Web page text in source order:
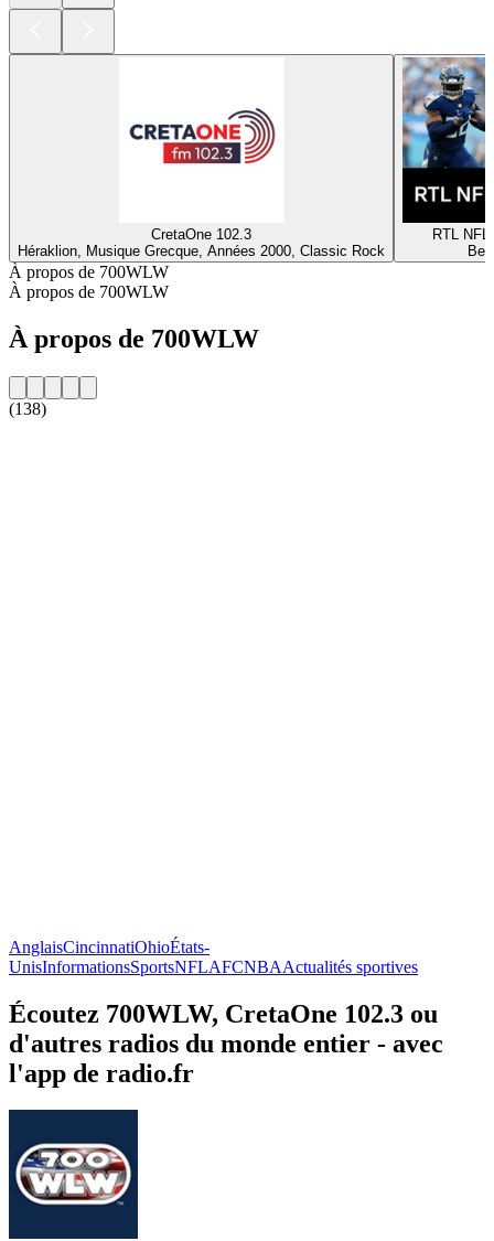
CretaOne 102.3
Héraklion, Musique Grecque, Années 2000, Classic Rock
RTL
À propos de 700WLW
À propos de 700WLW
À propos de 700WLW
(138)
AnglaisCincinnatiOhioÉtats-
UnisInformationsSportsNFLAFCNBAActualités sportives
Écoutez 700WLW, CretaOne 102.3 ou
d'autres radios du monde entier - avec
l'app de radio.fr